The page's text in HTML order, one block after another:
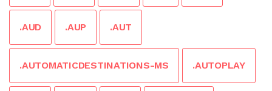
.AUD .AUP .AUT
.AUTOMATICDESTINATIONS-MS .AUTOPLAY